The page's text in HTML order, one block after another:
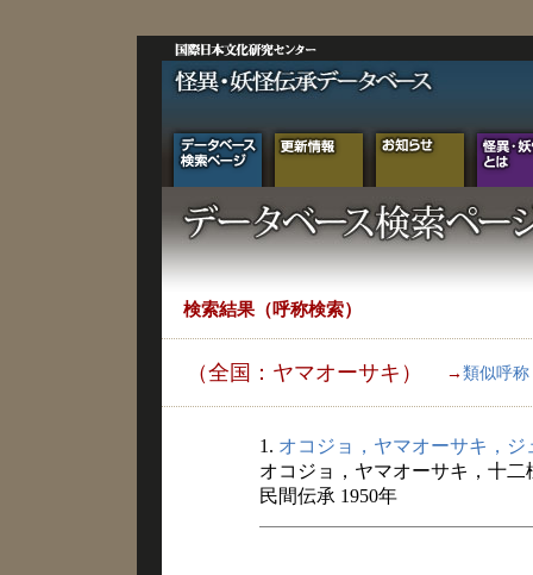
検索結果（呼称検索）
（全国：ヤマオーサキ） → 類似呼称
1. オコジョ，ヤマオーサキ，ジ
オコジョ，ヤマオーサキ，十二
民間伝承 1950年